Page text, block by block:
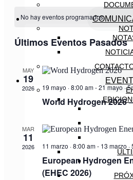
fecha.
Calendario
de
Eventos
No hay eventos programados.
Últimos Eventos Pasados
MAY
19
2026 19 mayo · 8:00 am-21 mayo ·
World Hydrogen 2026
MAR
11
2026 11 marzo · 8:00 am- 13 marzo ·
European Hydrogen
(EHEC 2026)